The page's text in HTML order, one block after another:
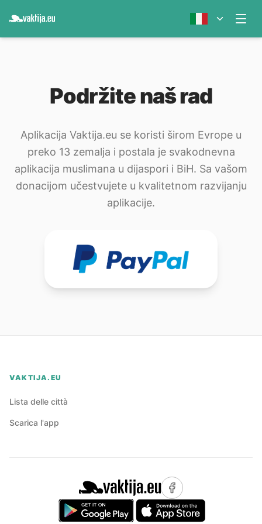
Podržite naš rad
Aplikacija Vaktija.eu se koristi širom Evrope u
preko 13 zemalja i postala je svakodnevna
aplikacija muslimana u dijaspori i BiH. Sa vašom
donacijom učestvujete u kvalitetnom razvijanju
aplikacije.
VAKTIJA.EU
Lista delle città
Scarica l'app